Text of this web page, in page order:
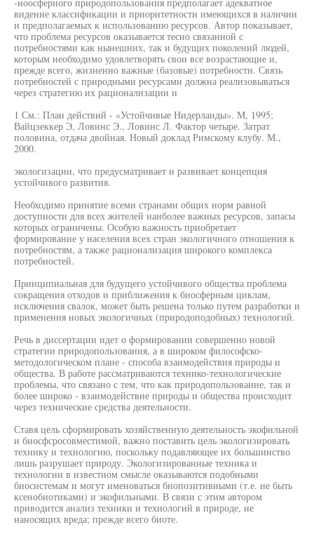
видение классификации и приоритетности имеющихся в наличии
и предполагаемых к использованию ресурсов. Автор показывает,
что проблема ресурсов оказывается тесно связанной с
потребностями как нынешних, так и будущих поколений людей,
которым необходимо удовлетворять свои все возрастающие и,
прежде всего, жизненно важные (базовые) потребности. Связь
потребностей с природными ресурсами должна реализовываться
через стратегию их рационализации и
1 См.: План действий - «Устойчивые Нидерланды». М, 1995;
Вайцзеккер Э, Ловинс Э., Ловинс Л. Фактор четыре. Затрат
половина, отдача двойная. Новый доклад Римскому клубу. М.,
2000.
экологизации, что предусматривает и развивает концепция
устойчивого развития.
Необходимо принятие всеми странами общих норм равной
доступности для всех жителей наиболее важных ресурсов, запасы
которых ограничены. Особую важность приобретает
формирование у населения всех стран экологичного отношения к
потребностям, а также рационализация широкого комплекса
потребностей.
Принципиальная для будущего устойчивого общества проблема
сокращения отходов и приближения к биосферным циклам,
исключения свалок, может быть решена только путем разработки и
применения новых экологичных (природоподобных) технологий.
Речь в диссертации идет о формировании совершенно новой
стратегии природопользования, а в широком философско-
методологическом плане - способа взаимодействия природы и
общества. В работе рассматриваются технико-технологические
проблемы, что связано с тем, что как природопользование, так и
более широко - взаимодействие природы и общества происходит
через технические средства деятельности.
Ставя цель сформировать хозяйственную деятельность экофильной
и биосфсросовместимой, важно поставить цель экологизировать
технику и технологию, поскольку подавляющее их большинство
лишь разрушает природу. Экологизированные техника и
технологии в известном смысле оказываются подобными
биосистемам и могут именоваться бнопозитивными (т.е. не быть
ксенобиотиками) и экофильными. В связи с этим автором
приводится анализ техники и технологий в природе, не
наносящих вреда; прежде всего биоте.